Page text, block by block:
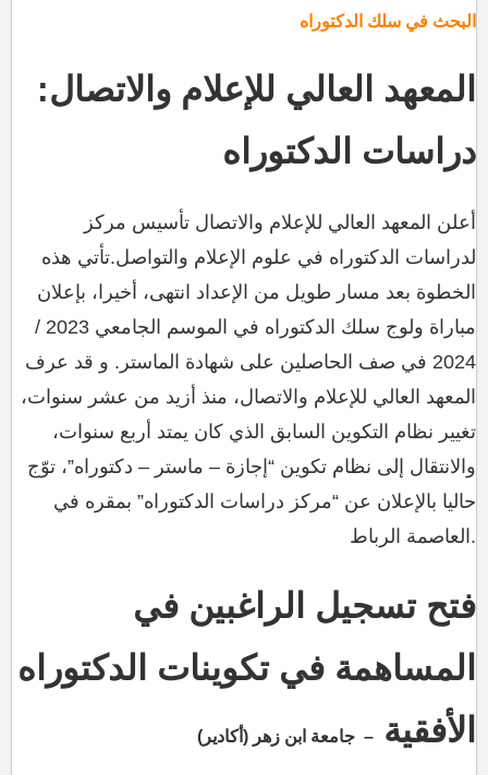
البحث في سلك الدكتوراه
المعهد العالي للإعلام والاتصال:
دراسات الدكتوراه
أعلن المعهد العالي للإعلام والاتصال تأسيس مركز
لدراسات الدكتوراه في علوم الإعلام والتواصل.تأتي هذه
الخطوة بعد مسار طويل من الإعداد انتهى، أخيرا، بإعلان
مباراة ولوج سلك الدكتوراه في الموسم الجامعي 2023 /
2024 في صف الحاصلين على شهادة الماستر. و قد عرف
المعهد العالي للإعلام والاتصال، منذ أزيد من عشر سنوات،
تغيير نظام التكوين السابق الذي كان يمتد أربع سنوات،
والانتقال إلى نظام تكوين “إجازة – ماستر – دكتوراه”، توّج
حاليا بالإعلان عن “مركز دراسات الدكتوراه” بمقره في
العاصمة الرباط.
فتح تسجيل الراغبين في
المساهمة في تكوينات الدكتوراه
الأفقية
– جامعة ابن زهر (أكادير)